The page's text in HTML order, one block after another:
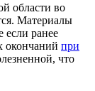
области во
Материалы
если ранее
окончаний при
что